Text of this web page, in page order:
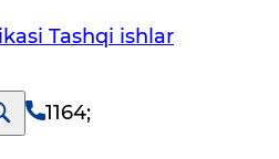
Tashqi ishlаr
1164;